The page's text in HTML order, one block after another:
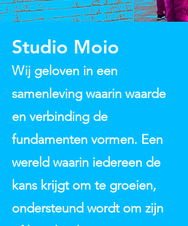
Studio Moio
Wij geloven in een
samenleving waarin waarde
en verbinding de
fundamenten vormen. Een
wereld waarin iedereen de
kans krijgt om te groeien,
ondersteund wordt om zijn